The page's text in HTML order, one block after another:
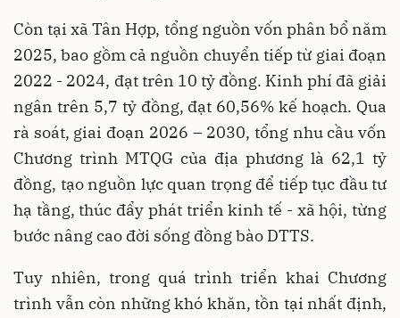
Còn tại xã Tân Hợp, tổng nguồn vốn phân bổ năm
2025, bao gồm cả nguồn chuyển tiếp từ giai đoạn
2022 - 2024, đạt trên 10 tỷ đồng. Kinh phí đã giải
ngân trên 5,7 tỷ đồng, đạt 60,56% kế hoạch. Qua
rà soát, giai đoạn 2026 – 2030, tổng nhu cầu vốn
Chương trình MTQG của địa phương là 62,1 tỷ
đồng, tạo nguồn lực quan trọng để tiếp tục đầu tư
hạ tầng, thúc đẩy phát triển kinh tế - xã hội, từng
bước nâng cao đời sống đồng bào DTTS.
Tuy nhiên, trong quá trình triển khai Chương
trình vẫn còn những khó khăn, tồn tại nhất định,